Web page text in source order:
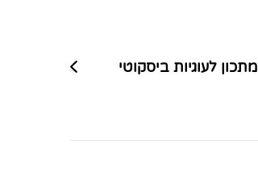
מתכון לעוגיות ביסקוטי